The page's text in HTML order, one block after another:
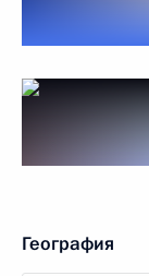
География